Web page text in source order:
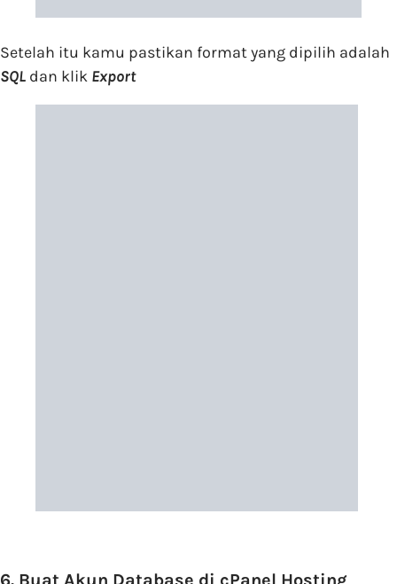
Setelah itu kamu pastikan format yang dipilih adalah
SQL dan klik Export